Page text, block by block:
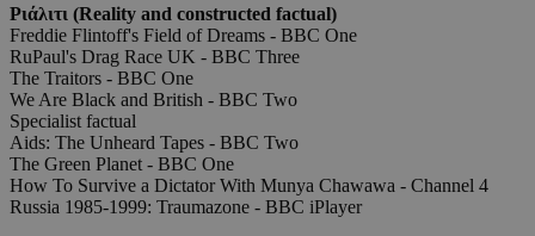
Ριάλιτι (Reality and constructed factual)
Freddie Flintoff's Field of Dreams - BBC One
RuPaul's Drag Race UK - BBC Three
The Traitors - BBC One
We Are Black and British - BBC Two
Specialist factual
Aids: The Unheard Tapes - BBC Two
The Green Planet - BBC One
How To Survive a Dictator With Munya Chawawa - Channel 4
Russia 1985-1999: Traumazone - BBC iPlayer